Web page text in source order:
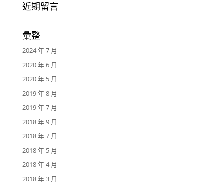
近期留言
彙整
2024 年 7 月
2020 年 6 月
2020 年 5 月
2019 年 8 月
2019 年 7 月
2018 年 9 月
2018 年 7 月
2018 年 5 月
2018 年 4 月
2018 年 3 月